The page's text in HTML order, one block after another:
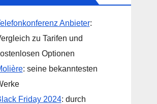
Anbieter:
zu Tarifen und
Optionen
: seine bekanntesten
Friday 2024: durch